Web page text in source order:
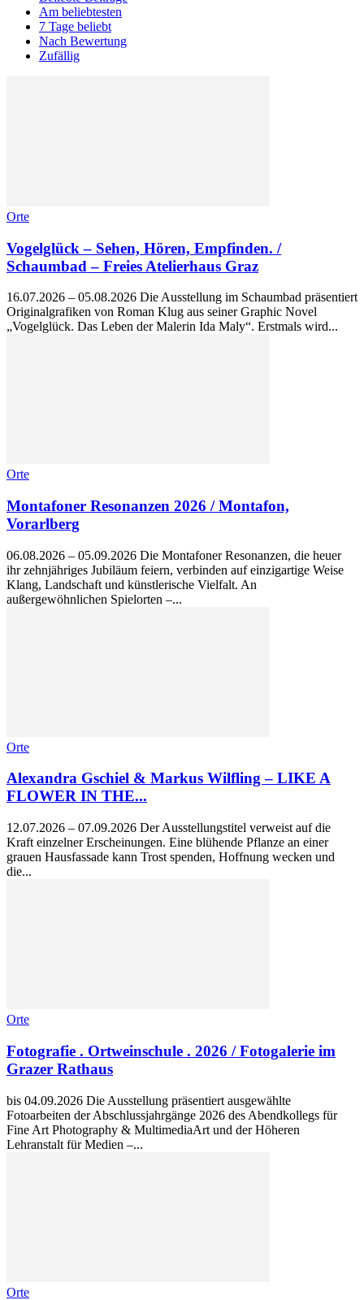
Am beliebtesten
7 Tage beliebt
Nach Bewertung
Zufällig
Orte
Vogelglück – Sehen, Hören, Empfinden. /
Schaumbad – Freies Atelierhaus Graz
16.07.2026 – 05.08.2026 Die Ausstellung im Schaumbad präsentiert
Originalgrafiken von Roman Klug aus seiner Graphic Novel
„Vogelglück. Das Leben der Malerin Ida Maly“. Erstmals wird...
Orte
Montafoner Resonanzen 2026 / Montafon,
Vorarlberg
06.08.2026 – 05.09.2026 Die Montafoner Resonanzen, die heuer
ihr zehnjähriges Jubiläum feiern, verbinden auf einzigartige Weise
Klang, Landschaft und künstlerische Vielfalt. An
außergewöhnlichen Spielorten –...
Orte
Alexandra Gschiel & Markus Wilfling – LIKE A
FLOWER IN THE...
12.07.2026 – 07.09.2026 Der Ausstellungstitel verweist auf die
Kraft einzelner Erscheinungen. Eine blühende Pflanze an einer
grauen Hausfassade kann Trost spenden, Hoffnung wecken und
die...
Orte
Fotografie . Ortweinschule . 2026 / Fotogalerie im
Grazer Rathaus
bis 04.09.2026 Die Ausstellung präsentiert ausgewählte
Fotoarbeiten der Abschlussjahrgänge 2026 des Abendkollegs für
Fine Art Photography & MultimediaArt und der Höheren
Lehranstalt für Medien –...
Orte